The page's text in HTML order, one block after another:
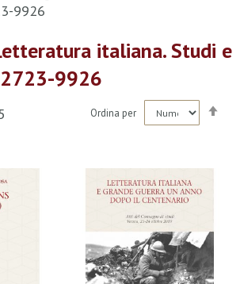
9926
italiana. Studi e
9926
Ordina per